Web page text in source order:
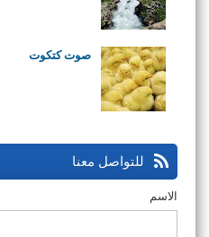
صوت كتكوت
للتواصل معنا
الاسم